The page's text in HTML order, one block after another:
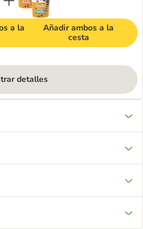
a la
Añadir ambos a la
cesta
detalles